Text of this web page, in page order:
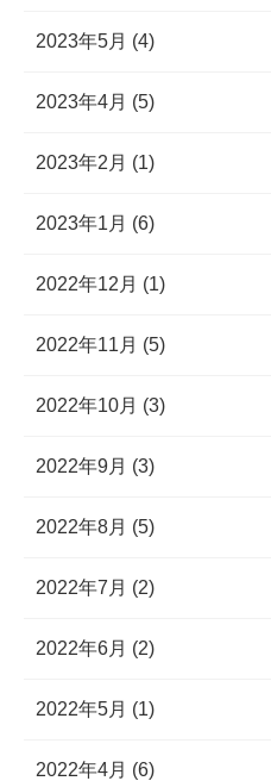
2023年5月 (4)
2023年4月 (5)
2023年2月 (1)
2023年1月 (6)
2022年12月 (1)
2022年11月 (5)
2022年10月 (3)
2022年9月 (3)
2022年8月 (5)
2022年7月 (2)
2022年6月 (2)
2022年5月 (1)
2022年4月 (6)